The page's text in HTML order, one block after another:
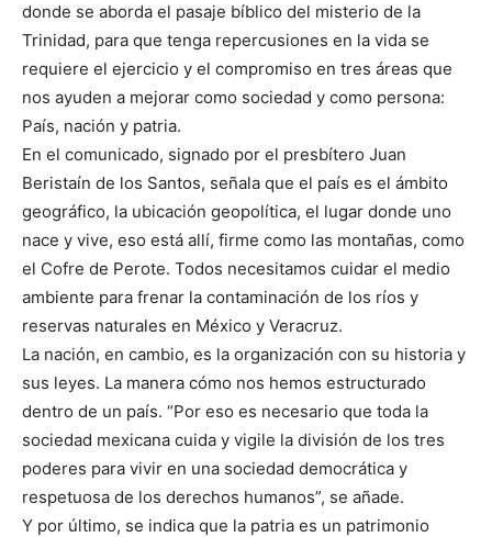
donde se aborda el pasaje bíblico del misterio de la
Trinidad, para que tenga repercusiones en la vida se
requiere el ejercicio y el compromiso en tres áreas que
nos ayuden a mejorar como sociedad y como persona:
País, nación y patria.
En el comunicado, signado por el presbítero Juan
Beristaín de los Santos, señala que el país es el ámbito
geográfico, la ubicación geopolítica, el lugar donde uno
nace y vive, eso está allí, firme como las montañas, como
el Cofre de Perote. Todos necesitamos cuidar el medio
ambiente para frenar la contaminación de los ríos y
reservas naturales en México y Veracruz.
La nación, en cambio, es la organización con su historia y
sus leyes. La manera cómo nos hemos estructurado
dentro de un país. “Por eso es necesario que toda la
sociedad mexicana cuida y vigile la división de los tres
poderes para vivir en una sociedad democrática y
respetuosa de los derechos humanos”, se añade.
Y por último, se indica que la patria es un patrimonio